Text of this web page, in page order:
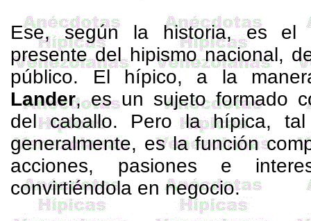
Ese, según la historia, es el
presente del hipismo nacional,
público. El hípico, a la
Lander, es un sujeto formado
del caballo. Pero la hípica,
generalmente, es la función
acciones, pasiones e
convirtiéndola en negocio.